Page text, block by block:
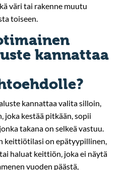
väri tai rakenne muutu
toiseen.
kannattaa
kannattaa valita silloin,
joka kestää pitkään, sopii
takana on selkeä vastuu.
keittiötilasi on epätyypillinen,
haluat keittiön, joka ei näytä
vuoden päästä,